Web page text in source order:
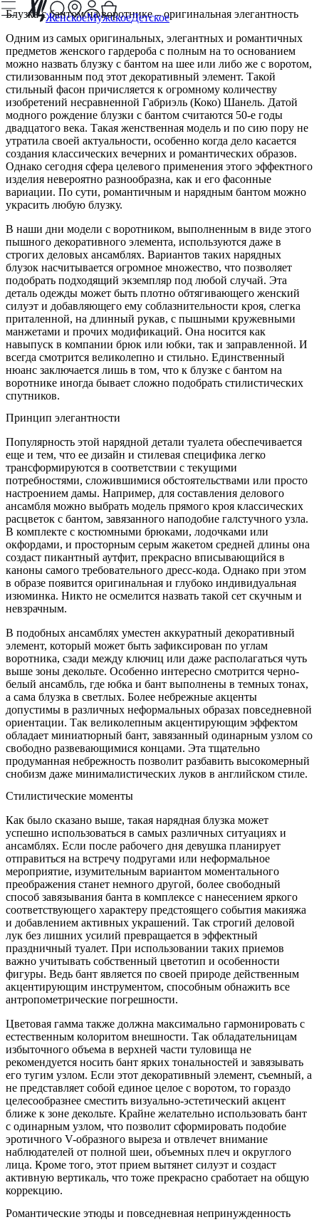
ЖенскоеМужскоеДетское
Блузка с бантом на воротнике – оригинальная элегантность
Одним из самых оригинальных, элегантных и романтичных
предметов женского гардероба с полным на то основанием
можно назвать блузку с бантом на шее или либо же с воротом,
стилизованным под этот декоративный элемент. Такой
стильный фасон причисляется к огромному количеству
изобретений несравненной Габриэль (Коко) Шанель. Датой
модного рождение блузки с бантом считаются 50-е годы
двадцатого века. Такая женственная модель и по сию пору не
утратила своей актуальности, особенно когда дело касается
создания классических вечерних и романтических образов.
Однако сегодня сфера целевого применения этого эффектного
изделия невероятно разнообразна, как и его фасонные
вариации. По сути, романтичным и нарядным бантом можно
украсить любую блузку.
В наши дни модели с воротником, выполненным в виде этого
пышного декоративного элемента, используются даже в
строгих деловых ансамблях. Вариантов таких нарядных
блузок насчитывается огромное множество, что позволяет
подобрать подходящий экземпляр под любой случай. Эта
деталь одежды может быть плотно обтягивающего женский
силуэт и добавляющего ему соблазнительности кроя, слегка
приталенной, на длинный рукав, с пышными кружевными
манжетами и прочих модификаций. Она носится как
навыпуск в компании брюк или юбки, так и заправленной. И
всегда смотрится великолепно и стильно. Единственный
нюанс заключается лишь в том, что к блузке с бантом на
воротнике иногда бывает сложно подобрать стилистических
спутников.
Принцип элегантности
Популярность этой нарядной детали туалета обеспечивается
еще и тем, что ее дизайн и стилевая специфика легко
трансформируются в соответствии с текущими
потребностями, сложившимися обстоятельствами или просто
настроением дамы. Например, для составления делового
ансамбля можно выбрать модель прямого кроя классических
расцветок с бантом, завязанного наподобие галстучного узла.
В комплекте с костюмными брюками, лодочками или
окфордами, и просторным серым жакетом средней длины она
создаст пикантный аутфит, прекрасно вписывающийся в
каноны самого требовательного дресс-кода. Однако при этом
в образе появится оригинальная и глубоко индивидуальная
изюминка. Никто не осмелится назвать такой сет скучным и
невзрачным.
В подобных ансамблях уместен аккуратный декоративный
элемент, который может быть зафиксирован по углам
воротника, сзади между ключиц или даже располагаться чуть
выше зоны декольте. Особенно интересно смотрится черно-
белый ансамбль, где юбка и бант выполнены в темных тонах,
а сама блузка в светлых. Более небрежные акценты
допустимы в различных неформальных образах повседневной
ориентации. Так великолепным акцентирующим эффектом
обладает миниатюрный бант, завязанный одинарным узлом со
свободно развевающимися концами. Эта тщательно
продуманная небрежность позволит разбавить высокомерный
снобизм даже минималистических луков в английском стиле.
Стилистические моменты
Как было сказано выше, такая нарядная блузка может
успешно использоваться в самых различных ситуациях и
ансамблях. Если после рабочего дня девушка планирует
отправиться на встречу подругами или неформальное
мероприятие, изумительным вариантом моментального
преображения станет немного другой, более свободный
способ завязывания банта в комплексе с нанесением яркого
соответствующего характеру предстоящего события макияжа
и добавлением активных украшений. Так строгий деловой
лук без лишних усилий превращается в эффектный
праздничный туалет. При использовании таких приемов
важно учитывать собственный цветотип и особенности
фигуры. Ведь бант является по своей природе действенным
акцентирующим инструментом, способным обнажить все
антропометрические погрешности.
Цветовая гамма также должна максимально гармонировать с
естественным колоритом внешности. Так обладательницам
избыточного объема в верхней части туловища не
рекомендуется носить бант ярких тональностей и завязывать
его тугим узлом. Если этот декоративный элемент, съемный, а
не представляет собой единое целое с воротом, то гораздо
целесообразнее сместить визуально-эстетический акцент
ближе к зоне декольте. Крайне желательно использовать бант
с одинарным узлом, что позволит сформировать подобие
эротичного V-образного выреза и отвлечет внимание
наблюдателей от полной шеи, объемных плеч и округлого
лица. Кроме того, этот прием вытянет силуэт и создаст
активную вертикаль, что тоже прекрасно сработает на общую
коррекцию.
Романтические этюды и повседневная непринужденность